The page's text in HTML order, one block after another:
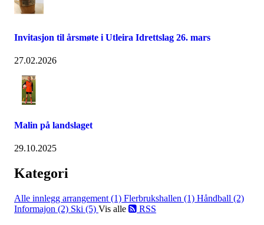
Invitasjon til årsmøte i Utleira Idrettslag 26. mars
27.02.2026
Malin på landslaget
29.10.2025
Kategori
Alle innlegg arrangement (1) Flerbrukshallen (1) Håndball (2)
Informajon (2) Ski (5) Vis alle RSS